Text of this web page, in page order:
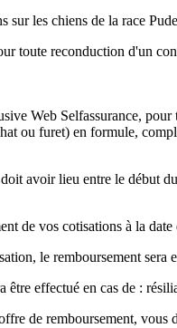
sur les chiens de la race
toute reconduction d'un
Web Selfassurance,
ou furet) en formule,
avoir lieu entre le début
de vos cotisations à la
le remboursement sera
être effectué en cas de :
de remboursement, vous